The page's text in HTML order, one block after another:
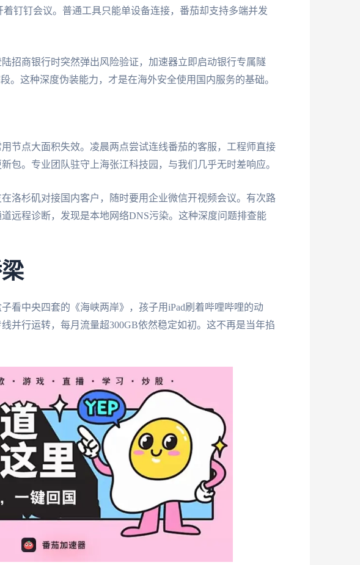
着钉钉会议。普通工具只能单设备连接，番茄却支持多端并发
招商银行时突然弹出风险验证，加速器立即启动银行专属隧
。这种深度伪装能力，才是在海外安全使用国内服务的基础。
节点大面积失效。凌晨两点尝试连线番茄的客服，工程师直接
包。专业团队驻守上海张江科技园，与我们几乎无时差响应。
洛杉矶对接国内客户，随时要用企业微信开视频会议。有次路
远程诊断，发现是本地网络DNS污染。这种深度问题排查能
看中央四套的《海峡两岸》，孩子用iPad刷着哔哩哔哩的动
并行运转，每月流量超300GB依然稳定如初。这不再是当年掐